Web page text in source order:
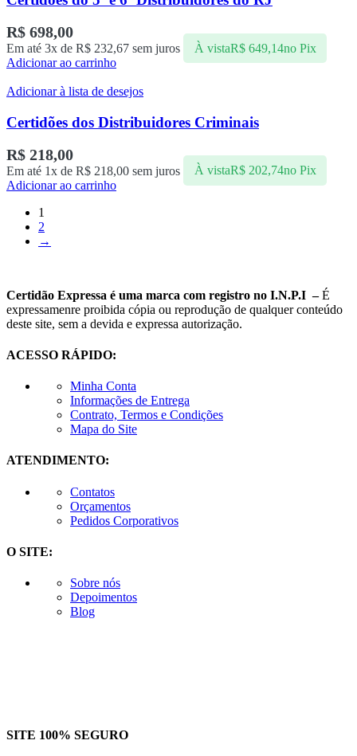
R$ 698,00
Em até 3x de R$ 232,67 sem juros À vistaR$649,14no Pix
Adicionar ao carrinho
Adicionar à lista de desejos
Certidões dos Distribuidores Criminais
R$ 218,00
Em até 1x de R$ 218,00 sem juros À vistaR$202,74no Pix
Adicionar ao carrinho
1
2
→
Certidão Expressa é uma marca com registro no I.N.P.I –É
expressamenre proibida cópia ou reprodução de qualquer conteúdo
deste site, sem a devida e expressa autorização.
ACESSO RÁPIDO:
Minha Conta
Informações de Entrega
Contrato, Termos e Condições
Mapa do Site
ATENDIMENTO:
Contatos
Orçamentos
Pedidos Corporativos
O SITE:
Sobre nós
Depoimentos
Blog
SITE 100% SEGURO